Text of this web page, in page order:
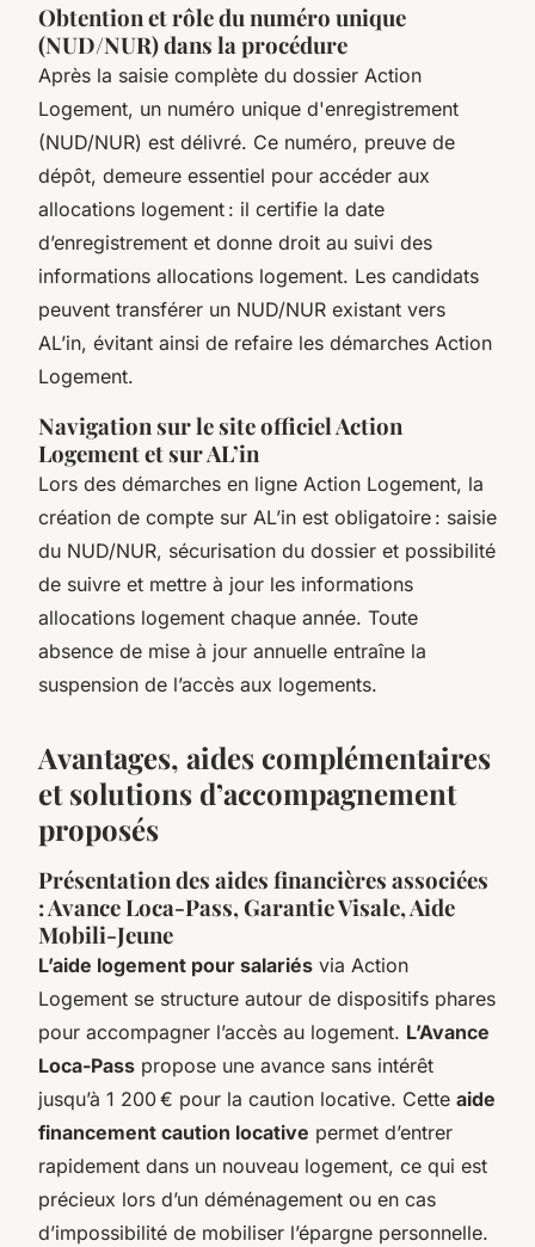
Obtention et rôle du numéro unique
(NUD/NUR) dans la procédure
Après la saisie complète du dossier Action
Logement, un numéro unique d'enregistrement
(NUD/NUR) est délivré. Ce numéro, preuve de
dépôt, demeure essentiel pour accéder aux
allocations logement : il certifie la date
d’enregistrement et donne droit au suivi des
informations allocations logement. Les candidats
peuvent transférer un NUD/NUR existant vers
AL’in, évitant ainsi de refaire les démarches Action
Logement.
Navigation sur le site officiel Action
Logement et sur AL’in
Lors des démarches en ligne Action Logement, la
création de compte sur AL’in est obligatoire : saisie
du NUD/NUR, sécurisation du dossier et possibilité
de suivre et mettre à jour les informations
allocations logement chaque année. Toute
absence de mise à jour annuelle entraîne la
suspension de l’accès aux logements.
Avantages, aides complémentaires
et solutions d’accompagnement
proposés
Présentation des aides financières associées
: Avance Loca-Pass, Garantie Visale, Aide
Mobili-Jeune
L’aide logement pour salariés via Action
Logement se structure autour de dispositifs phares
pour accompagner l’accès au logement. L’Avance
Loca-Pass propose une avance sans intérêt
jusqu’à 1 200 € pour la caution locative. Cette aide
financement caution locative permet d’entrer
rapidement dans un nouveau logement, ce qui est
précieux lors d’un déménagement ou en cas
d’impossibilité de mobiliser l’épargne personnelle.